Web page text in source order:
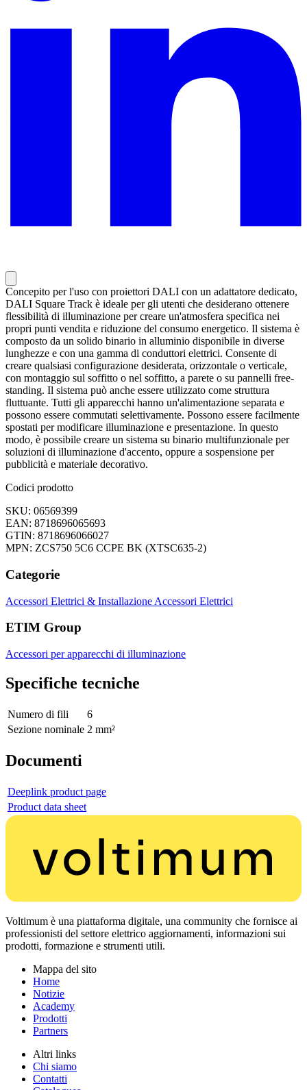
Concepito per l'uso con proiettori DALI con un adattatore dedicato,
DALI Square Track è ideale per gli utenti che desiderano ottenere
flessibilità di illuminazione per creare un'atmosfera specifica nei
propri punti vendita e riduzione del consumo energetico. Il sistema è
composto da un solido binario in alluminio disponibile in diverse
lunghezze e con una gamma di conduttori elettrici. Consente di
creare qualsiasi configurazione desiderata, orizzontale o verticale,
con montaggio sul soffitto o nel soffitto, a parete o su pannelli free-
standing. Il sistema può anche essere utilizzato come struttura
fluttuante. Tutti gli apparecchi hanno un'alimentazione separata e
possono essere commutati selettivamente. Possono essere facilmente
spostati per modificare illuminazione e presentazione. In questo
modo, è possibile creare un sistema su binario multifunzionale per
soluzioni di illuminazione d'accento, oppure a sospensione per
pubblicità e materiale decorativo.
Codici prodotto
SKU: 06569399
EAN: 8718696065693
GTIN: 8718696066027
MPN: ZCS750 5C6 CCPE BK (XTSC635-2)
Categorie
Accessori Elettrici & Installazione Accessori Elettrici
ETIM Group
Accessori per apparecchi di illuminazione
Specifiche tecniche
Numero di fili
6
Sezione nominale 2 mm²
Documenti
Deeplink product page
Product data sheet
Voltimum è una piattaforma digitale, una community che fornisce ai
professionisti del settore elettrico aggiornamenti, informazioni sui
prodotti, formazione e strumenti utili.
Mappa del sito
Home
Notizie
Academy
Prodotti
Partners
Altri links
Chi siamo
Contatti